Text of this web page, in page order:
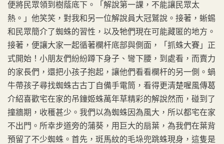
便將民眾領到樹蔭底下。「解說第一課，不能讓民眾太
熱。」他笑笑，對我和另一位解說員大冠鷲說。接著，蜥蜴
和民眾簡介了蜘蛛的習性，以及牠們現在可能藏匿的地方。
接著，便讓大家一起循著欄杆底部與側面，「抓蛛大賽」正
式開始！小朋友們紛紛蹲下身子、彎下腰，到處看，而賣力
的家長們，還把小孩子抱起，讓他們看看欄杆的另一側。蝸
牛帶孩子尋找蜘蛛古古丁自備手電筒，看得更清楚喔風傳葛
介紹喜歡宅在家的吊鐘姬蛛萬年草精彩的解說然而，碰到了
撞牆期，收穫甚少。我們以為蜘蛛因為風大，所以都宅在家
不出門。所幸步道旁的蒲葵，用巨大的扇葉，為我們在葉背
預留了不少蜘蛛。首先，斑馬紋的毛垛兜跳蛛現身，這隻是